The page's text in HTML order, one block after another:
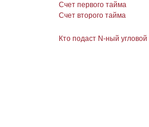
Счет первого тайма
Счет второго тайма
Кто подаст N-ный угловой